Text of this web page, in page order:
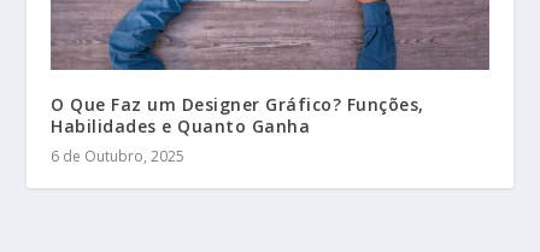
O Que Faz um Designer Gráfico? Funções,
Habilidades e Quanto Ganha
6 de Outubro, 2025